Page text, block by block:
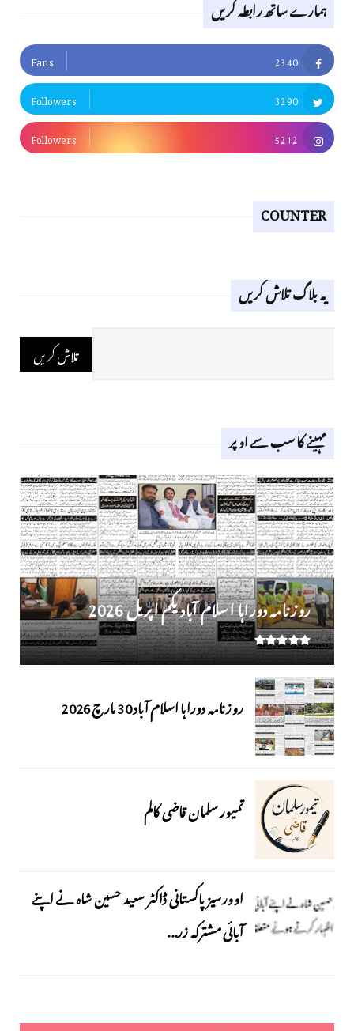
ہمارے ساتھ رابطہ کریں
2340
Fans
3290
Followers
5212
Followers
COUNTER
یہ بلاگ تلاش کریں
مہینے کا سب سے اوپر
روز نامہ دوراہا اسلام آباد یکم اپریل 2026
روزنامہ دوراہا اسلام آباد 30 مارچ 2026
تمیور سلمان قاضی کالم
اوورسیز پاکستانی ڈاکٹر سعید حسین شاہ نے اپنے
آبائی مشترکہ زر...